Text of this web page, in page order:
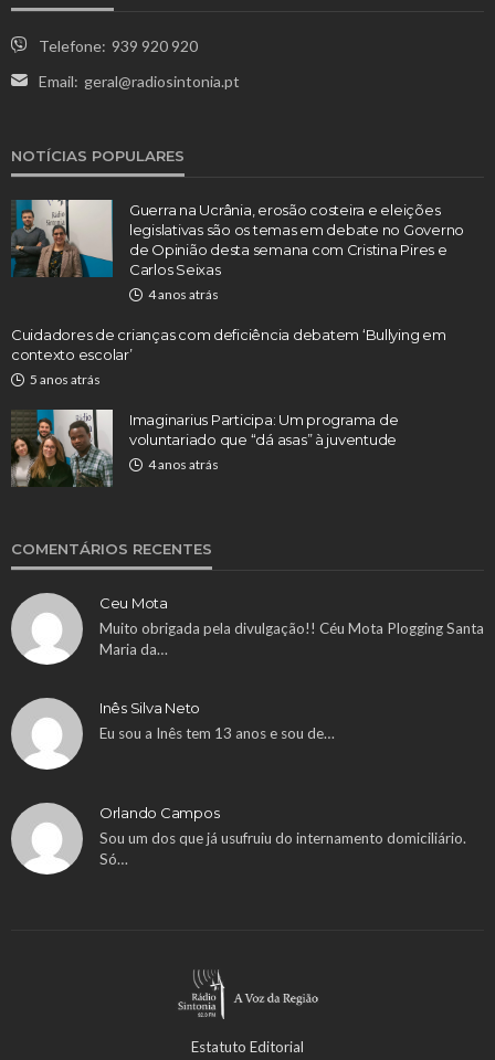
Telefone: 939 920 920
Email: geral@radiosintonia.pt
NOTÍCIAS POPULARES
Guerra na Ucrânia, erosão costeira e eleições
legislativas são os temas em debate no Governo
de Opinião desta semana com Cristina Pires e
Carlos Seixas
4 anos atrás
Cuidadores de crianças com deficiência debatem ‘Bullying em
contexto escolar’
5 anos atrás
Imaginarius Participa: Um programa de
voluntariado que “dá asas” à juventude
4 anos atrás
COMENTÁRIOS RECENTES
Ceu Mota
Muito obrigada pela divulgação!! Céu Mota Plogging Santa
Maria da…
Inês Silva Neto
Eu sou a Inês tem 13 anos e sou de…
Orlando Campos
Sou um dos que já usufruiu do internamento domiciliário.
Só…
Estatuto Editorial